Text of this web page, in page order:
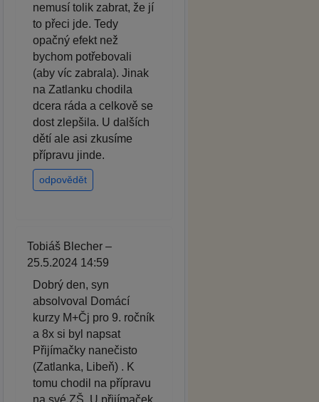
nemusí tolik zabrat, že jí
to přeci jde. Tedy
opačný efekt než
bychom potřebovali
(aby víc zabrala). Jinak
na Zatlanku chodila
dcera ráda a celkově se
dost zlepšila. U dalších
dětí ale asi zkusíme
přípravu jinde.
odpovědět
Tobiáš Blecher –
25.5.2024 14:59
Dobrý den, syn
absolvoval Domácí
kurzy M+Čj pro 9. ročník
a 8x si byl napsat
Přijímačky nanečisto
(Zatlanka, Libeň) . K
tomu chodil na přípravu
na své ZŠ. U přijímaček